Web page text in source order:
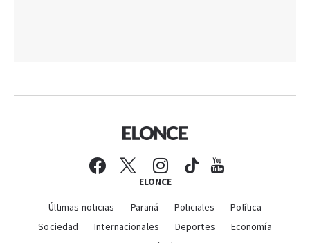
ELONCE
Últimas noticias Paraná Policiales
Política
Sociedad
Internacionales Deportes
Economía